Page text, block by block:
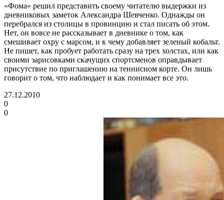
«Фома» решил представить своему читателю выдержки из
дневниковых заметок Александра Шевченко. Однажды он
перебрался из столицы в провинцию и стал писать об этом.
Нет, он вовсе не рассказывает в дневнике о том, как
смешивает охру с марсом, и к чему добавляет зеленый кобальт.
Не пишет, как пробует работать сразу на трех холстах, или как
своими зарисовками скачущих спортсменов оправдывает
присутствие по приглашению на теннисном корте. Он лишь
говорит о том, что наблюдает и как понимает все это.
27.12.2010
0
0